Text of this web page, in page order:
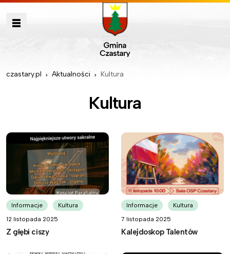
czastary.pl Aktualności Kultura
Kultura
Informacje
Kultura
12 listopada 2025
Z głębi ciszy
Informacje
Kultura
7 listopada 2025
Kalejdoskop Talentów